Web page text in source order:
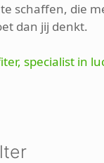
schaffen, die
dan jij denkt.
specialist in